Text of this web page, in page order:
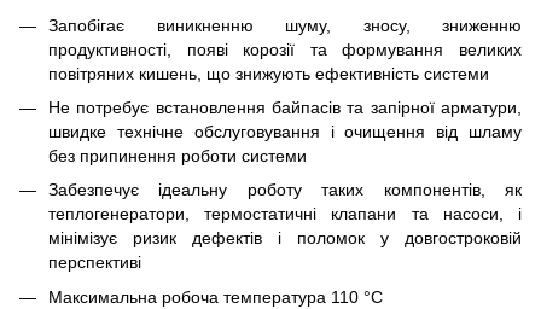
Запобігає виникненню шуму, зносу, зниженню
продуктивності, появі корозії та формування великих
повітряних кишень, що знижують ефективність системи
Не потребує встановлення байпасів та запірної арматури,
швидке технічне обслуговування і очищення від шламу
без припинення роботи системи
Забезпечує ідеальну роботу таких компонентів, як
теплогенератори, термостатичні клапани та насоси, і
мінімізує ризик дефектів і поломок у довгостроковій
перспективі
Максимальна робоча температура 110 °C